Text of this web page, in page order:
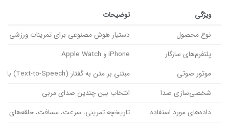
ویژگی
توضیحات
نوع محصول
دستیار هوش مصنوعی برای تمرینات ورزشی
پلتفرم‌های سازگار
iPhone و Apple Watch
موتور صوتی
مبتنی بر متن به گفتار (Text-to-Speech) با صدای مربیان Fitness+
شخصی‌سازی صدا
انتخاب بین چندین صدای مربی
داده‌های مورد استفاده
تاریخچه تمرینی، سرعت، مسافت، حلقه‌های